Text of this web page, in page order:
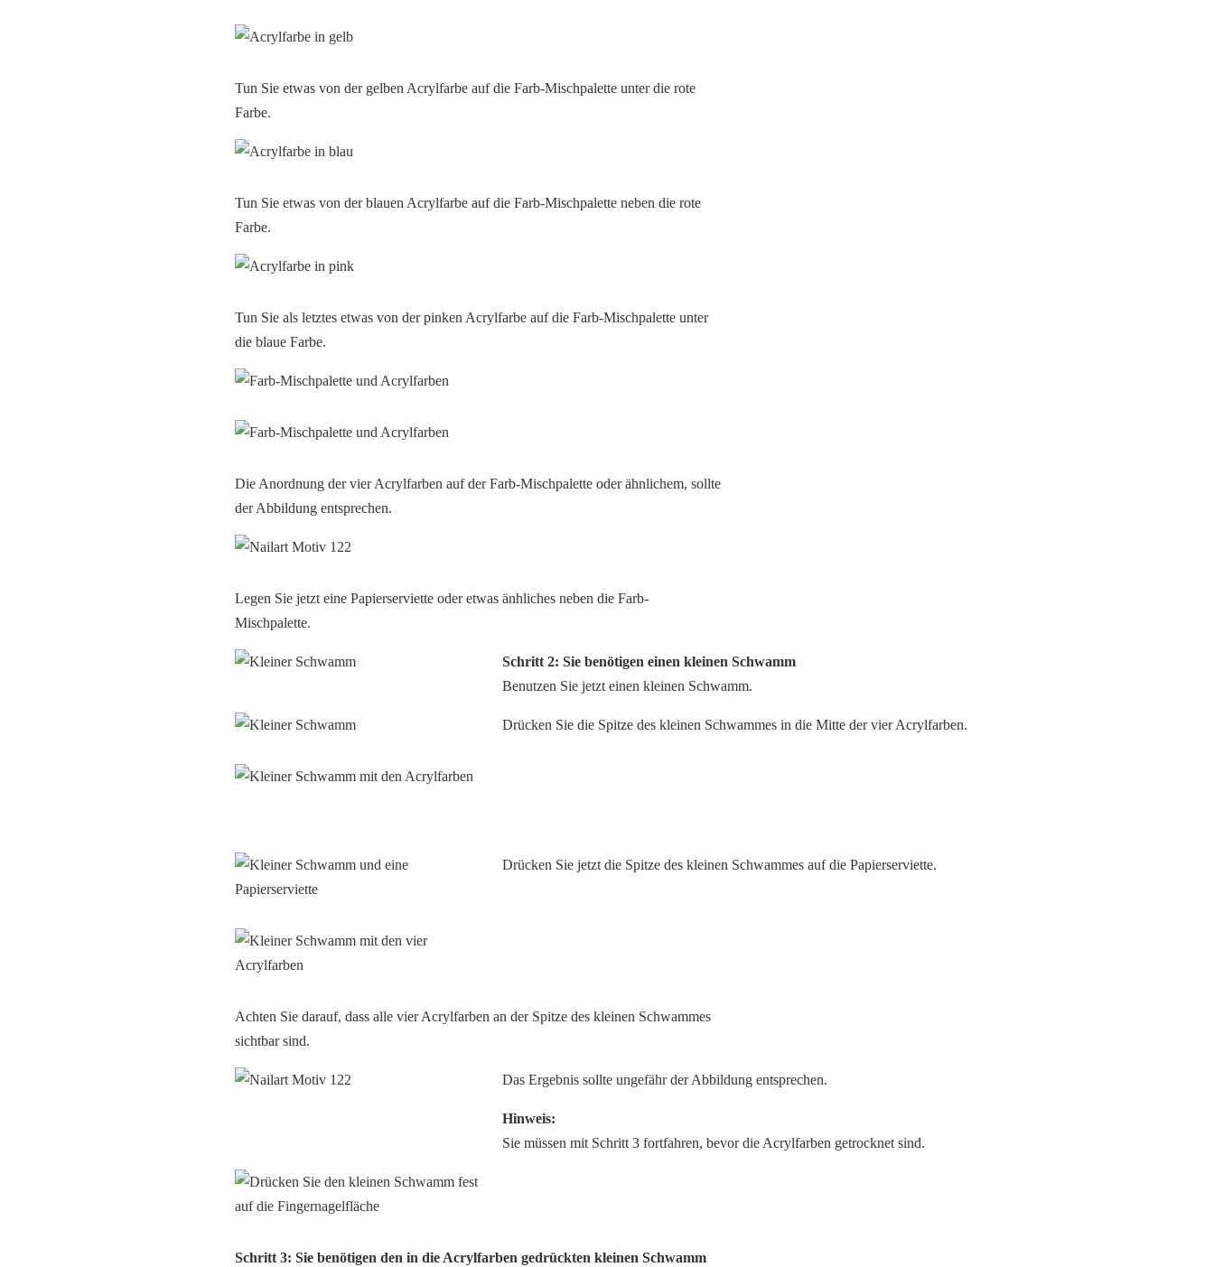
Tun Sie etwas von der gelben Acrylfarbe auf die Farb-Mischpalette unter die rote
Farbe.
Tun Sie etwas von der blauen Acrylfarbe auf die Farb-Mischpalette neben die rote
Farbe.
Tun Sie als letztes etwas von der pinken Acrylfarbe auf die Farb-Mischpalette unter
die blaue Farbe.
Die Anordnung der vier Acrylfarben auf der Farb-Mischpalette oder ähnlichem, sollte
der Abbildung entsprechen.
Legen Sie jetzt eine Papierserviette oder etwas änhliches neben die Farb-
Mischpalette.
Schritt 2: Sie benötigen einen kleinen Schwamm
Benutzen Sie jetzt einen kleinen Schwamm.
Drücken Sie die Spitze des kleinen Schwammes in die Mitte der vier Acrylfarben.
Drücken Sie jetzt die Spitze des kleinen Schwammes auf die Papierserviette.
Achten Sie darauf, dass alle vier Acrylfarben an der Spitze des kleinen Schwammes
sichtbar sind.
Das Ergebnis sollte ungefähr der Abbildung entsprechen.
Hinweis:
Sie müssen mit Schritt 3 fortfahren, bevor die Acrylfarben getrocknet sind.
Schritt 3: Sie benötigen den in die Acrylfarben gedrückten kleinen Schwamm